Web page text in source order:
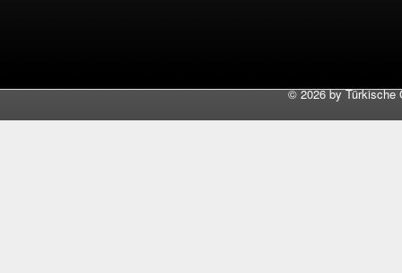
©2026 by Türkische